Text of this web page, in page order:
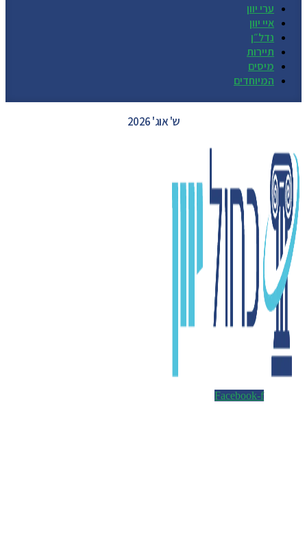
ערי יוון
איי יוון
נדל״ן
תיירות
מיסים
המיוחדים
ש' אוג' 2026
Facebook-f